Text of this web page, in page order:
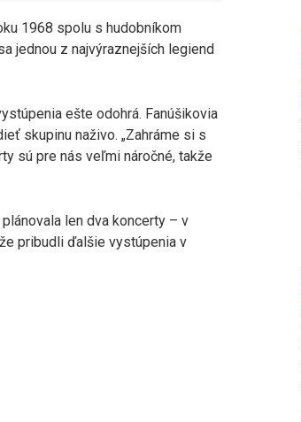
1968 spolu s hudobníkom
jednou z najvýraznejších legiend
ešte odohrá. Fanúšikovia
skupinu naživo. „Zahráme si s
sú pre nás veľmi náročné, takže
len dva koncerty – v
pribudli ďalšie vystúpenia v